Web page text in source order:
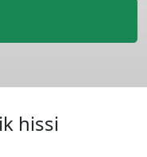
hissi